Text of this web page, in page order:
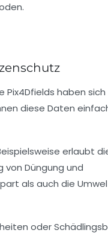
haben sich
diese Daten
erlaubt
Düngung und
als auch die
oder